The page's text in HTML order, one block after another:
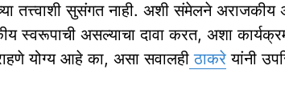
तत्त्वाशी सुसंगत नाही. अशी संमेलने
स्वरूपाची असल्याचा दावा करत, अशा
योग्य आहे का, असा सवालही ठाकरे यांनी